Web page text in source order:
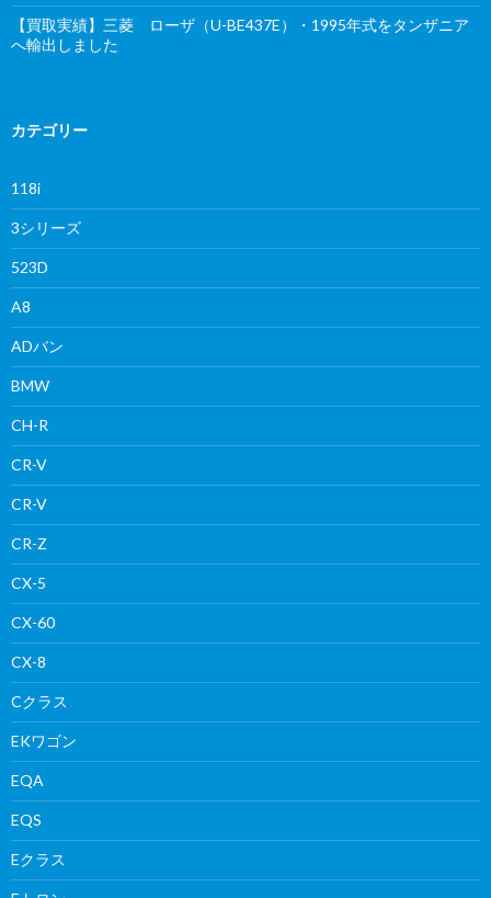
【買取実績】三菱 ローザ（U-BE437E）・1995年式をタンザニア
へ輸出しました
カテゴリー
118i
3シリーズ
523D
A8
ADバン
BMW
CH-R
CR-V
CR-V
CR-Z
CX-5
CX-60
CX-8
Cクラス
EKワゴン
EQA
EQS
Eクラス